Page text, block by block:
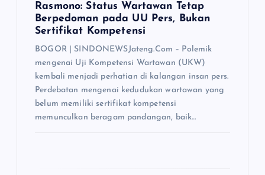
Rasmono: Status Wartawan Tetap
Berpedoman pada UU Pers, Bukan
Sertifikat Kompetensi
BOGOR | SINDONEWSJateng.Com – Polemik
mengenai Uji Kompetensi Wartawan (UKW)
kembali menjadi perhatian di kalangan insan pers.
Perdebatan mengenai kedudukan wartawan yang
belum memiliki sertifikat kompetensi
memunculkan beragam pandangan, baik…